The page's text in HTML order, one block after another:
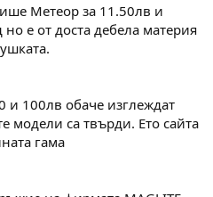
Метеор за 11.50лв и
е от доста дебела материя
100лв обаче изглеждат
модели са твърди. Ето сайта
гама